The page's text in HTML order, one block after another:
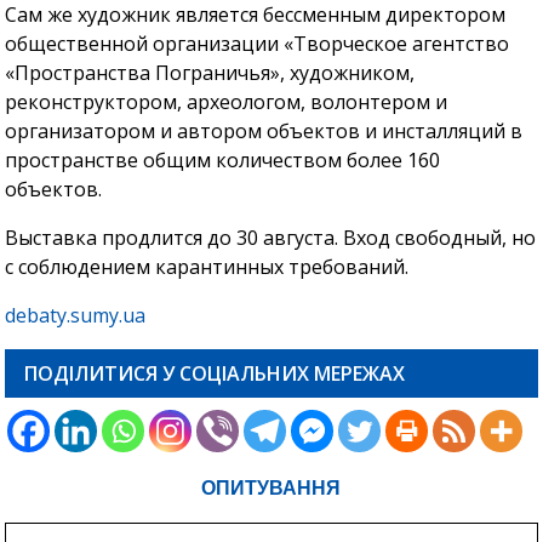
Сам же художник является бессменным директором
общественной организации «Творческое агентство
«Пространства Пограничья», художником,
реконструктором, археологом, волонтером и
организатором и автором объектов и инсталляций в
пространстве общим количеством более 160
объектов.
Выставка продлится до 30 августа. Вход свободный, но
с соблюдением карантинных требований.
debaty.sumy.ua
ПОДІЛИТИСЯ У СОЦІАЛЬНИХ МЕРЕЖАХ
ОПИТУВАННЯ